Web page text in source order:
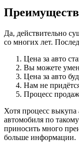
Да, действительно
со многих лет.
Цена за авто
Вы можете
Цена за авто
Нам не
Процесс
Хотя процесс
автомобиля по
приносить много
больше информации.